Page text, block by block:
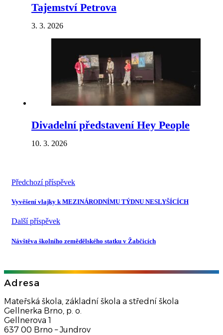
Tajemství Petrova
3. 3. 2026
Divadelní představení Hey People
10. 3. 2026
Předchozí příspěvek
Vyvěšení vlajky k MEZINÁRODNÍMU TÝDNU NESLYŠÍCÍCH
Další příspěvek
Návštěva školního zemědělského statku v Žabčicích
Adresa
Mateřská škola, základní škola a střední škola
Gellnerka Brno, p. o.
Gellnerova 1
637 00 Brno – Jundrov